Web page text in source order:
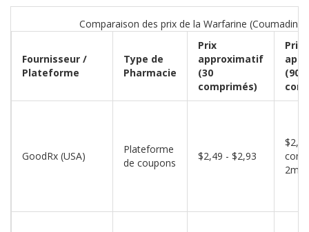
Comparaison des prix de la Warfarine (Coumadin
Fournisseur /
Plateforme
Type de
Pharmacie
Prix
approximatif
(30
comprimés)
Prix
(90-
GoodRx (USA)
Plateforme
de coupons
$2,49 - $2,93
2mg)